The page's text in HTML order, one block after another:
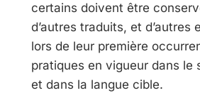
certains doivent être
d’autres traduits, et d’autres
lors de leur première
pratiques en vigueur dans le
et dans la langue cible.